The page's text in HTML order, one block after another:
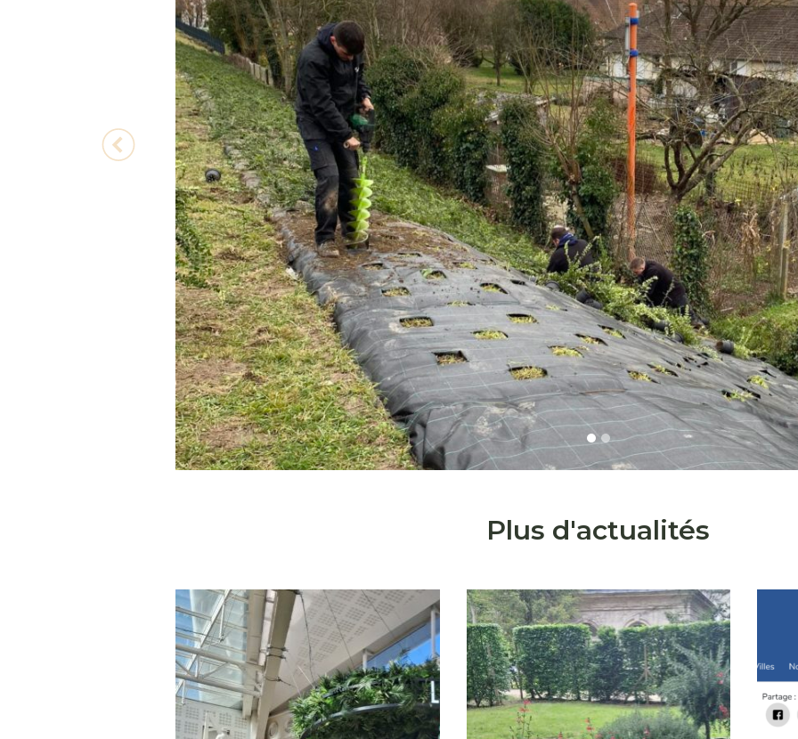
Previous
Plus d'actualités